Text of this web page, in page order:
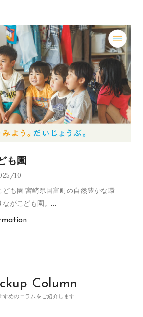
も園
10
ども園 宮崎県国富町の自然豊かな環
がこども園。 …
Column
すめのコラムをご紹介します